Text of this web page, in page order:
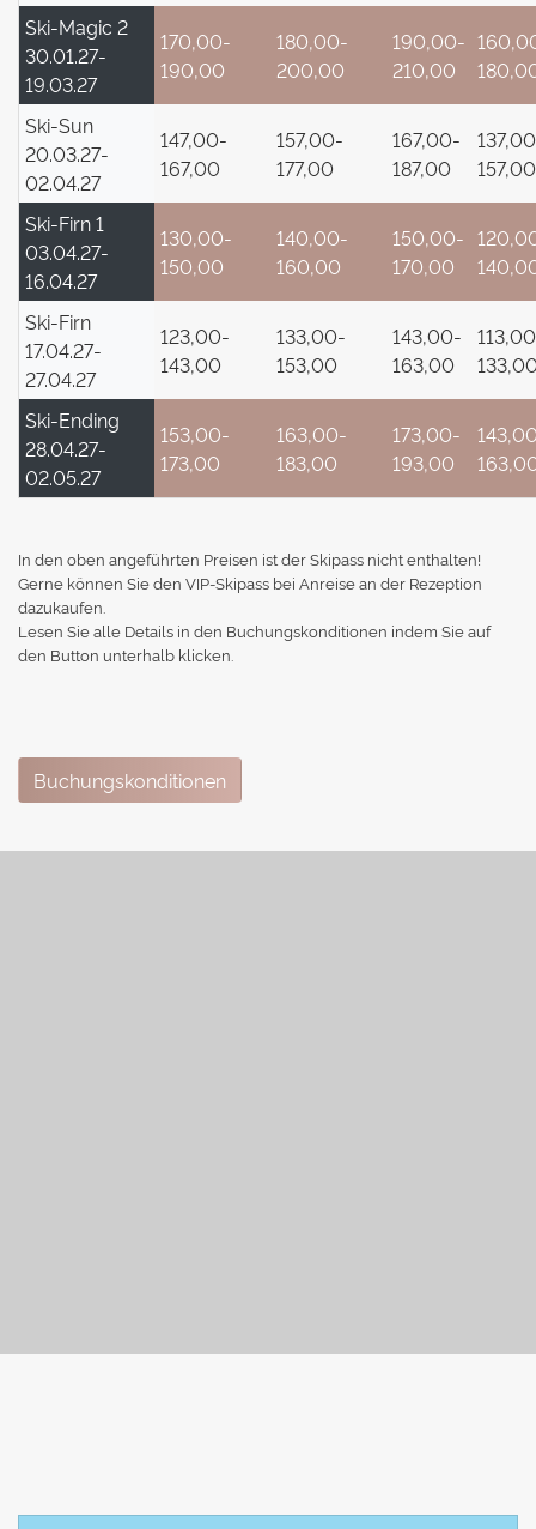
Ski-Magic 2
30.01.27-
19.03.27
170,00-
190,00
180,00-
200,00
190,00-
210,00
Ski-Sun
20.03.27-
02.04.27
147,00-
167,00
157,00-
177,00
167,00-
187,00
157,00
Ski-Firn 1
03.04.27-
16.04.27
130,00-
150,00
140,00-
160,00
150,00-
170,00
Ski-Firn
17.04.27-
27.04.27
123,00-
143,00
133,00-
153,00
143,00-
163,00
Ski-Ending
28.04.27-
02.05.27
153,00-
173,00
163,00-
183,00
173,00-
193,00
In den oben angeführten Preisen ist der Skipass nicht enthalten!
Gerne können Sie den VIP-Skipass bei Anreise an der Rezeption
dazukaufen.
Lesen Sie alle Details in den Buchungskonditionen indem Sie auf
den Button unterhalb klicken.
Buchungskonditionen